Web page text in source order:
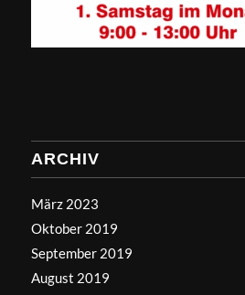
ARCHIV
März 2023
Oktober 2019
September 2019
August 2019